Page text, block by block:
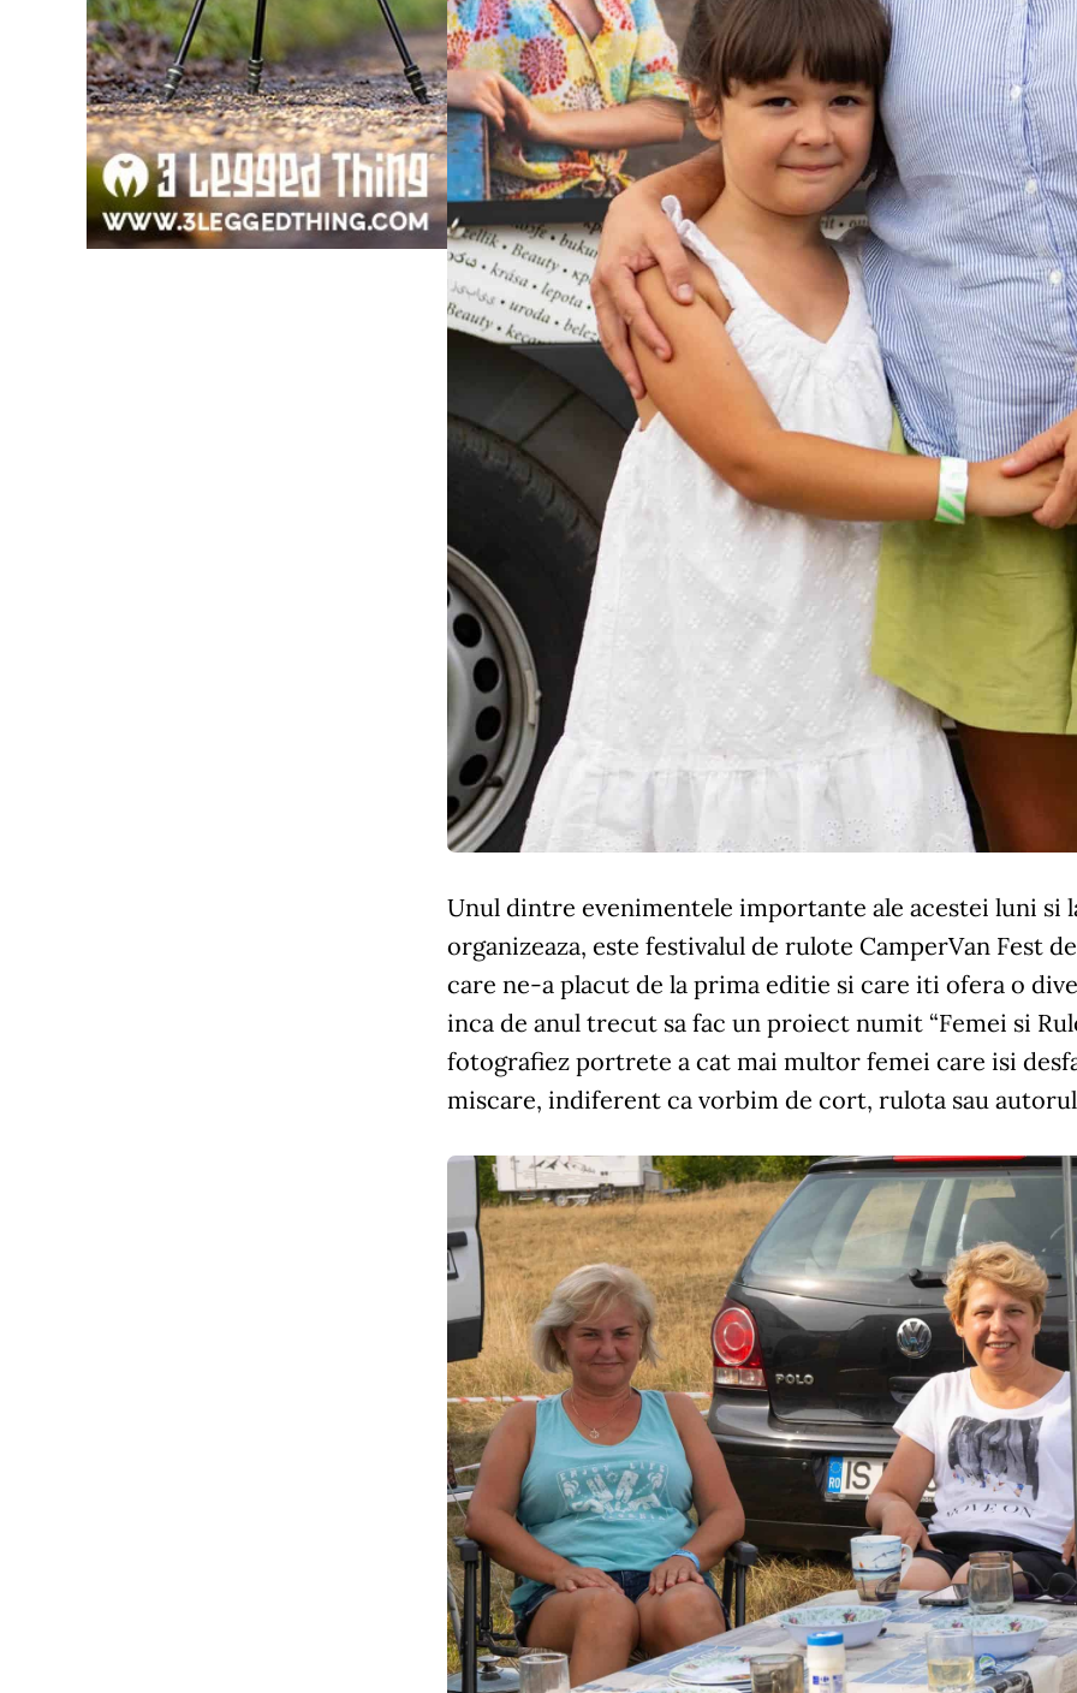
Unul dintre evenimentele importante ale acestei luni si
organizeaza, este festivalul de rulote CamperVan Fest
care ne-a placut de la prima editie si care iti ofera o
inca de anul trecut sa fac un proiect numit “Femei si
fotografiez portrete a cat mai multor femei care isi
miscare, indiferent ca vorbim de cort, rulota sau